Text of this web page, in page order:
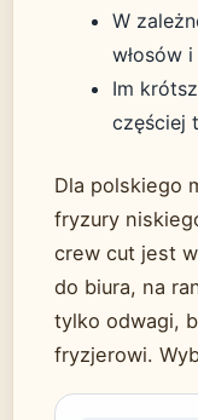
W
włosów
Im
częściej
Dla polskiego
fryzury
crew cut jest
do biura, na
tylko odwagi,
fryzjerowi.